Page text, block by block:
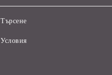
Търсене
Условия